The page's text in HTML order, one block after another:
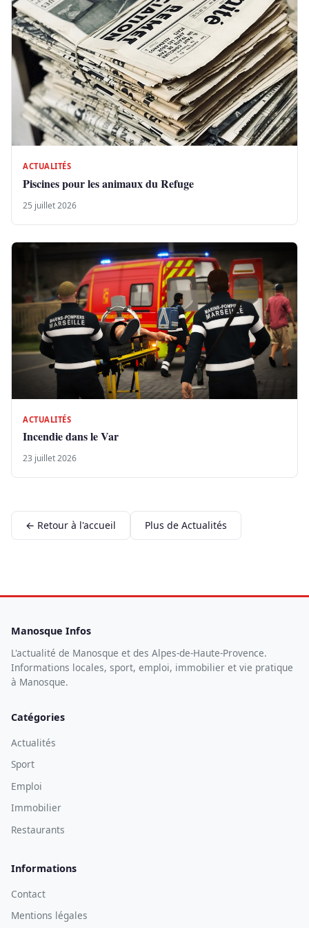
ACTUALITÉS
Piscines pour les animaux du Refuge
25 juillet 2026
ACTUALITÉS
Incendie dans le Var
23 juillet 2026
← Retour à l'accueil Plus de Actualités
Manosque Infos
L'actualité de Manosque et des Alpes-de-Haute-Provence.
Informations locales, sport, emploi, immobilier et vie pratique
à Manosque.
Catégories
Actualités
Sport
Emploi
Immobilier
Restaurants
Informations
Contact
Mentions légales